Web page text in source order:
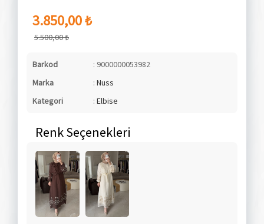
3.850,00 ₺
5.500,00 ₺
Barkod
: 9000000053982
Marka
: Nuss
Kategori
: Elbise
Renk Seçenekleri